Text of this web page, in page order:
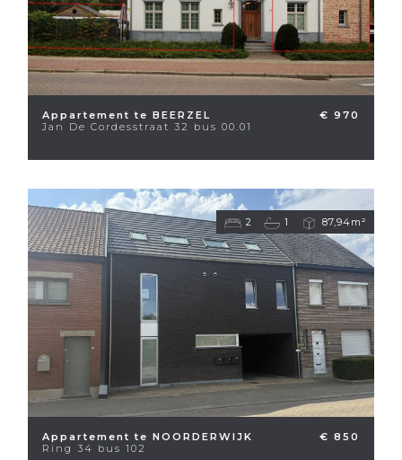
Appartement te BEERZEL
Jan De Cordesstraat 32 bus 00.01
€ 970
2 1 87,94m²
Appartement te NOORDERWIJK
Ring 34 bus 102
€ 850